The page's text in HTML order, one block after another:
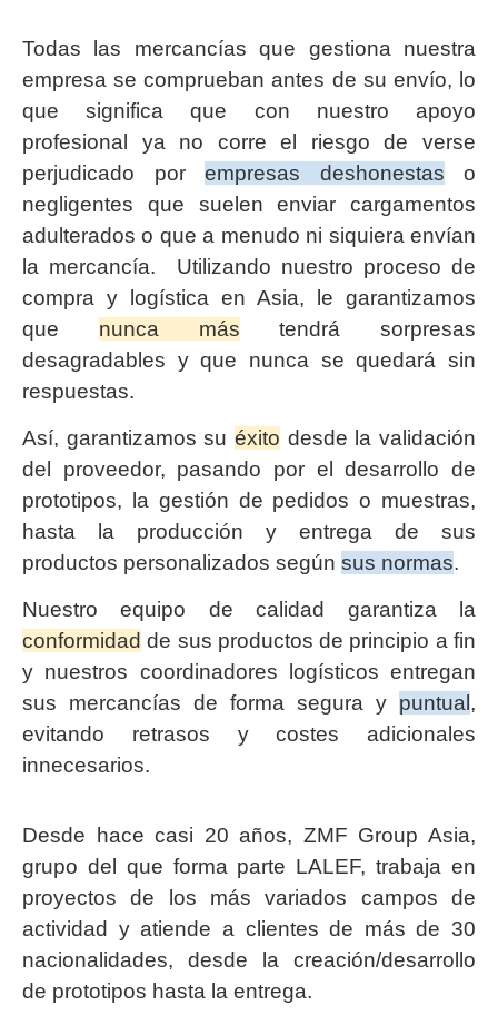
Todas las mercancías que gestiona nuestra
empresa se comprueban antes de su envío, lo
que significa que con nuestro apoyo
profesional ya no corre el riesgo de verse
perjudicado por empresas deshonestas o
negligentes que suelen enviar cargamentos
adulterados o que a menudo ni siquiera envían
la mercancía. Utilizando nuestro proceso de
compra y logística en Asia, le garantizamos
que nunca más tendrá sorpresas
desagradables y que nunca se quedará sin
respuestas.
Así, garantizamos su éxito desde la validación
del proveedor, pasando por el desarrollo de
prototipos, la gestión de pedidos o muestras,
hasta la producción y entrega de sus
productos personalizados según sus normas.
Nuestro equipo de calidad garantiza la
conformidad de sus productos de principio a fin
y nuestros coordinadores logísticos entregan
sus mercancías de forma segura y puntual ,
evitando retrasos y costes adicionales
innecesarios.
Desde hace casi 20 años, ZMF Group Asia,
grupo del que forma parte LALEF, trabaja en
proyectos de los más variados campos de
actividad y atiende a clientes de más de 30
nacionalidades, desde la creación/desarrollo
de prototipos hasta la entrega.